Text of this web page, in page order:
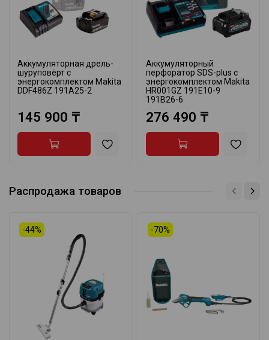
Аккумуляторная дрель-
шуруповёрт с
энергокомплектом Makita
DDF486Z 191A25-2
145 900 ₸
Аккумуляторный
перфоратор SDS-plus с
энергокомплектом Makita
HR001GZ 191E10-9
191B26-6
276 490 ₸
Распродажа товаров
-44% -70%